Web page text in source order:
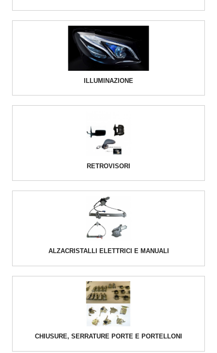
ILLUMINAZIONE
RETROVISORI
ALZACRISTALLI ELETTRICI E MANUALI
CHIUSURE, SERRATURE PORTE E PORTELLONI